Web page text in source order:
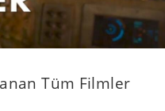
Tüm Filmler